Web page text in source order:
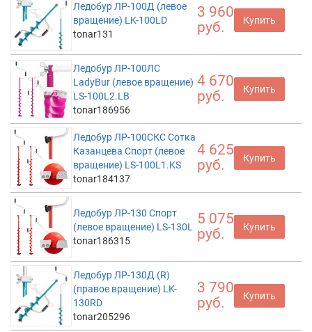
Ледобур ЛР-100Д (левое
вращение) LK-100LD
tonar131
3 960
руб.
Купить
Ледобур ЛР-100ЛC
LadyBur (левое вращение)
LS-100L2.LB
tonar186956
4 670
руб.
Купить
Ледобур ЛР-100СКС Сотка
Казанцева Спорт (левое
вращение) LS-100L1.KS
tonar184137
4 625
руб.
Купить
Ледобур ЛР-130 Спорт
(левое вращение) LS-130L
tonar186315
5 075
руб.
Купить
Ледобур ЛР-130Д (R)
(правое вращение) LK-
130RD
tonar205296
3 790
руб.
Купить